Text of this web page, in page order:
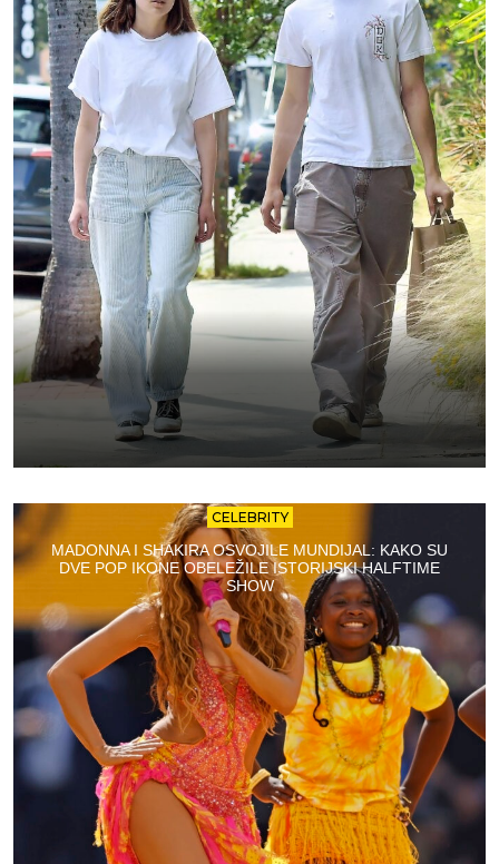
CELEBRITY
MADONNA I SHAKIRA OSVOJILE MUNDIJAL: KAKO SU
DVE POP IKONE OBELEŽILE ISTORIJSKI HALFTIME
SHOW